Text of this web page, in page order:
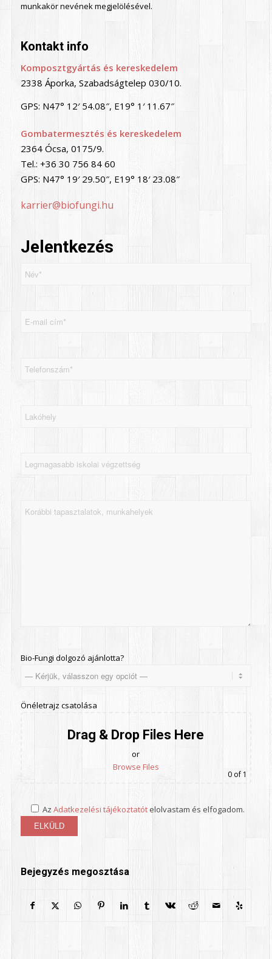
munkakör nevének megjelölésével.
Kontakt info
Komposztgyártás és kereskedelem
2338 Áporka, Szabadságtelep 030/10.
GPS: N47° 12′ 54.08″, E19° 1′ 11.67″
Gombatermesztés és kereskedelem
2364 Ócsa, 0175/9.
Tel.: +36 30 756 84 60
GPS: N47° 19′ 29.50″, E19° 18′ 23.08″
karrier@biofungi.hu
Jelentkezés
Bio-Fungi dolgozó ajánlotta?
Önéletrajz csatolása
Drag & Drop Files Here
or
Browse Files
0 of 1
Az Adatkezelési tájékoztatótelolvastam és elfogadom.
Bejegyzés megosztása